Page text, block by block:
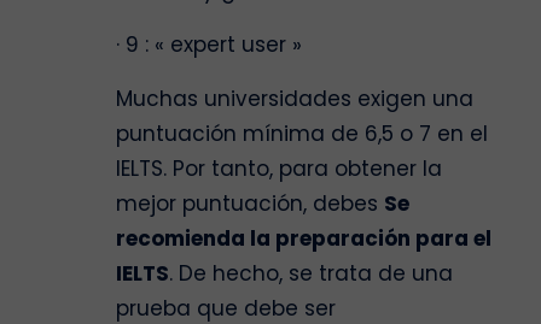
· 9 : « expert user »
Muchas universidades exigen una
puntuación mínima de 6,5 o 7 en el
IELTS. Por tanto, para obtener la
mejor puntuación, debes Se
recomienda la preparación para el
IELTS. De hecho, se trata de una
prueba que debe ser